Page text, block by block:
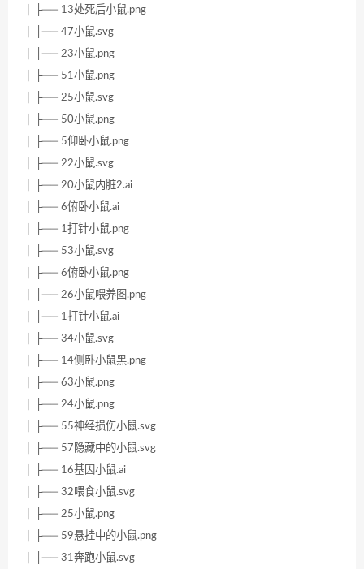
│ ├── 13处死后小鼠.png
│ ├── 47小鼠.svg
│ ├── 23小鼠.png
│ ├── 51小鼠.png
│ ├── 25小鼠.svg
│ ├── 50小鼠.png
│ ├── 5仰卧小鼠.png
│ ├── 22小鼠.svg
│ ├── 20小鼠内脏2.ai
│ ├── 6俯卧小鼠.ai
│ ├── 1打针小鼠.png
│ ├── 53小鼠.svg
│ ├── 6俯卧小鼠.png
│ ├── 26小鼠喂养图.png
│ ├── 1打针小鼠.ai
│ ├── 34小鼠.svg
│ ├── 14侧卧小鼠黑.png
│ ├── 63小鼠.png
│ ├── 24小鼠.png
│ ├── 55神经损伤小鼠.svg
│ ├── 57隐藏中的小鼠.svg
│ ├── 16基因小鼠.ai
│ ├── 32喂食小鼠.svg
│ ├── 25小鼠.png
│ ├── 59悬挂中的小鼠.png
│ ├── 31奔跑小鼠.svg